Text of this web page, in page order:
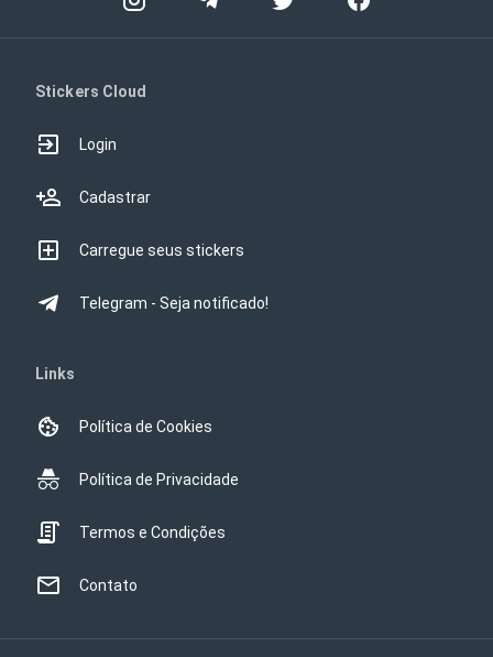
Stickers Cloud
Login
Cadastrar
Carregue seus stickers
Telegram - Seja notificado!
Links
Política de Cookies
Política de Privacidade
Termos e Condições
Contato